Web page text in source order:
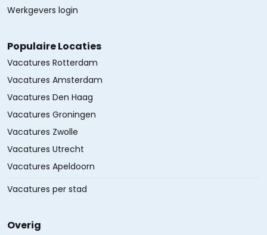
Werkgevers login
Populaire Locaties
Vacatures Rotterdam
Vacatures Amsterdam
Vacatures Den Haag
Vacatures Groningen
Vacatures Zwolle
Vacatures Utrecht
Vacatures Apeldoorn
Vacatures per stad
Overig